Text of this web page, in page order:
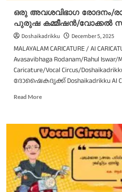
ഒരു അവശവിഭാഗ
പുരുഷ കമ്മീഷൻ/വോക്കൽ
Doshaikadrikku December 5, 2025
MALAYALAM CARICATURE / AI
Avasavibhaga Rodanam/Rahul Iswar/
Caricature/Vocal Circus/
ദോഷൈകദൃക്ക് Doshaikadrikku AI
Read MoreRead
ഒരു
അവശവിഭാഗ
രോദനം/
രാഹുൽ
ഈശ്വർ/
പുരുഷ
കമ്മീഷൻ/
വോക്കൽ